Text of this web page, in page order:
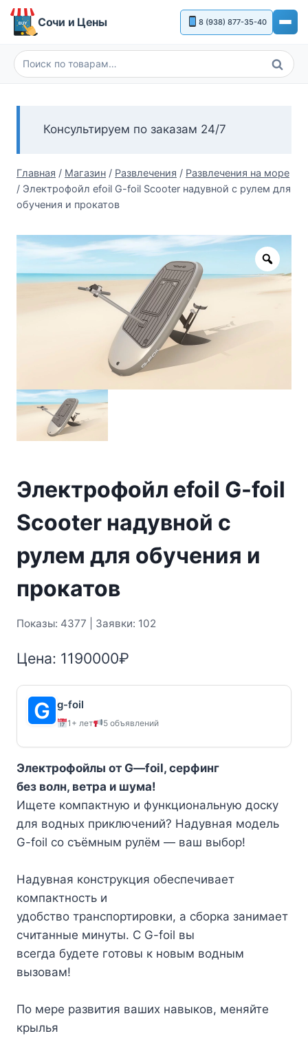
Перейти
Сочи и Цены 8 (938) 877-35-40
Искать:
Поиск
Консультируем по заказам 24/7
Главная / Магазин / Развлечения / Развлечения на море
/ Электрофойл efoil G-foil Scooter надувной с рулем для
обучения и прокатов
Zoom
Электрофойл efoil G-foil
Scooter надувной с
рулем для обучения и
прокатов
Показы: 4377 | Заявки: 102
Цена: 1190000₽
g-foil
1+ лет 5 объявлений
Электрофойлы от G—foil, серфинг
без волн, ветра и шума!
Ищете компактную и функциональную доску
для водных приключений? Надувная модель
G-foil со съёмным рулём — ваш выбор!
Надувная конструкция обеспечивает
компактность и
удобство транспортировки, а сборка занимает
считанные минуты. С G-foil вы
всегда будете готовы к новым водным
вызовам!
По мере развития ваших навыков, меняйте
крылья